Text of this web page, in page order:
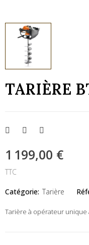
TARIÈRE
1 199,00 €
TTC
Catégorie: Tarière
Tarière à opérateur